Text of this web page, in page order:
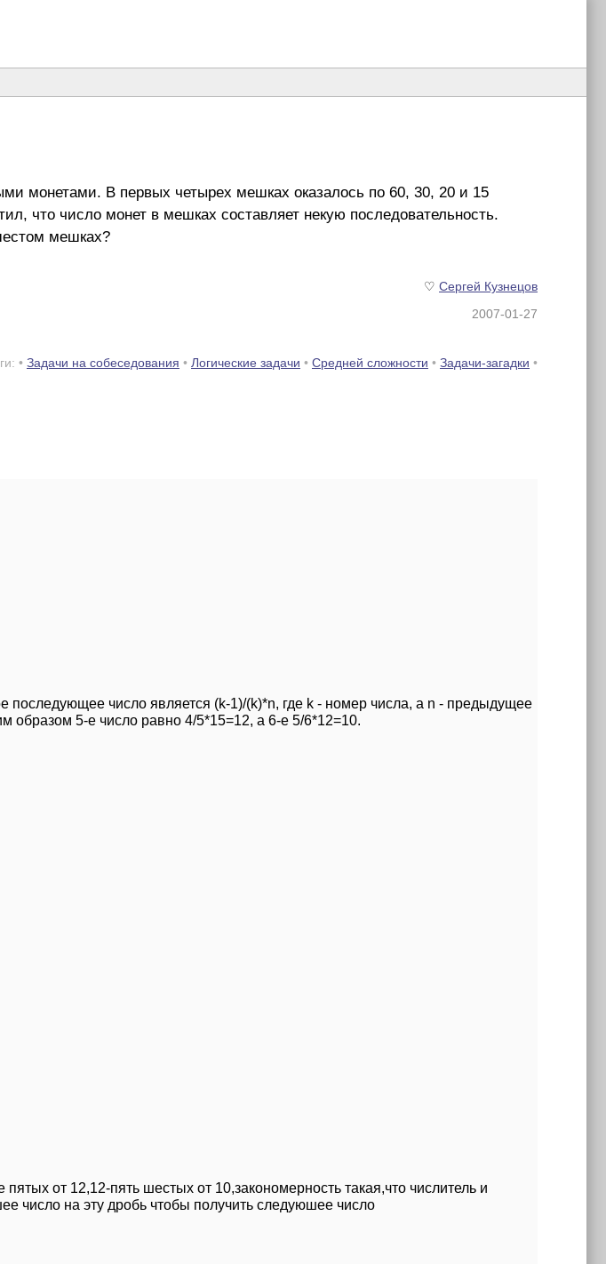
монетами. В первых четырех мешках оказалось по 60, 30, 20 и 15
что число монет в мешках составляет некую последовательность.
мешках?
♡ Сергей Кузнецов
2007-01-27
• Задачи на собеседования • Логические задачи • Средней сложности • Задачи-загадки •
число является (k-1)/(k)*n, где k - номер числа, а n - предыдущее
образом 5-е число равно 4/5*15=12, а 6-е 5/6*12=10.
от 12,12-пять шестых от 10,закономерность такая,что числитель и
число на эту дробь чтобы получить следуюшее число